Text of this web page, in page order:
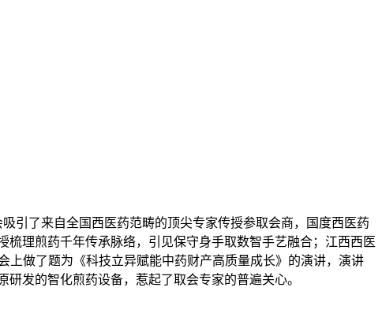
吸引了来自全国西医药范畴的顶尖专家传授参取会商，国度西医药
理煎药千年传承脉络，引见保守身手取数智手艺融合；江西西医
做了题为《科技立异赋能中药财产高质量成长》的演讲，演讲
发的智化煎药设备，惹起了取会专家的普遍关心。